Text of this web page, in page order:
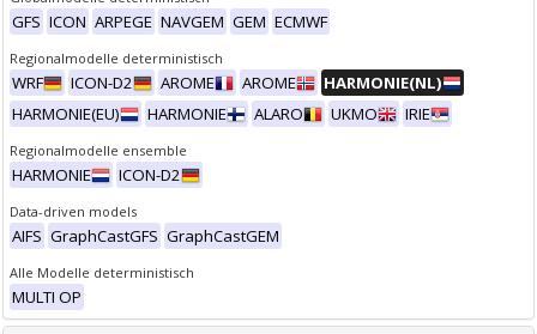
GFS ICON ARPEGE NAVGEM GEM ECMWF
Regionalmodelle deterministisch
WRF ICON-D2 AROME AROME
HARMONIE(NL)
HARMONIE(EU)
HARMONIE ALARO UKMO IRIE
Regionalmodelle ensemble
HARMONIE ICON-D2
Data-driven models
AIFS GraphCastGFS GraphCastGEM
Alle Modelle deterministisch
MULTI OP